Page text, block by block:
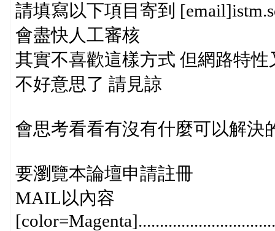
請填寫以下項目寄到
會盡快人工審核
其實不喜歡這樣方式 但網路特
不好意思了 請見諒
會思考看看有沒有什麼可以解決
要瀏覽本論壇申請註冊
MAIL以內容